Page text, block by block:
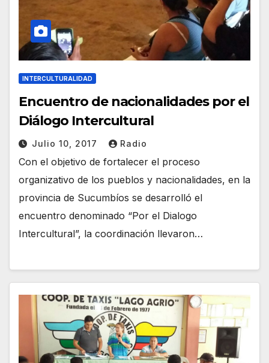
INTERCULTURALIDAD
Encuentro de nacionalidades por el
Diálogo Intercultural
Julio 10, 2017 Radio
Con el objetivo de fortalecer el proceso
organizativo de los pueblos y nacionalidades, en la
provincia de Sucumbíos se desarrolló el
encuentro denominado “Por el Dialogo
Intercultural”, la coordinación llevaron…